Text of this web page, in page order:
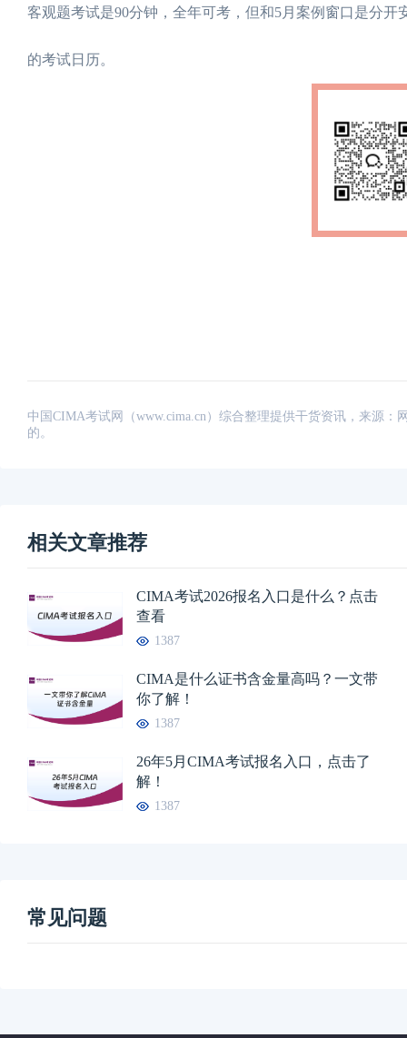
客观题考试是90分钟，全年可考，但和5月案例窗口是分
的考试日历。
中国CIMA考试网（www.cima.cn）综合整理提供干货资讯，来源
的。
相关文章推荐
CIMA考试2026报名入口是什么？点击
查看
1387
CIMA是什么证书含金量高吗？一文带
你了解！
1387
26年5月CIMA考试报名入口，点击了
解！
1387
常见问题